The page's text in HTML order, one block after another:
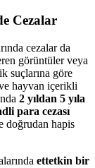
Cezalar
cezalar da
görüntüler veya
suçlarına göre
hayvan içerikli
2 yıldan 5 yıla
para cezası
doğrudan hapis
ettetkin bir